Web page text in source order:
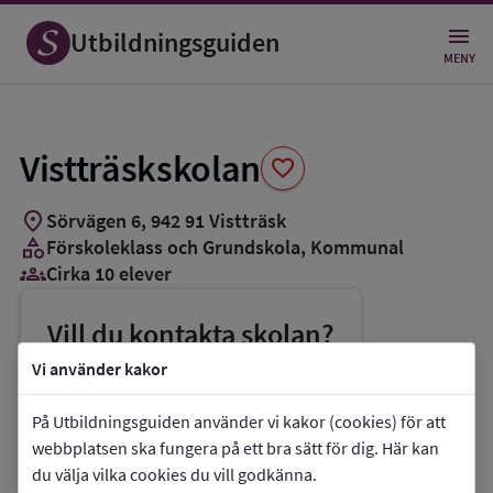
Vi använder kakor
På Utbildningsguiden använder vi kakor (cookies) för att
webbplatsen ska fungera på ett bra sätt för dig. Här kan
du välja vilka cookies du vill godkänna.
Utbildningsguiden MENY
Vistträskskolan favorite
Spara
som
favorit
location_on Sörvägen 6, 94291Vistträsk
categoryFörskoleklass och Grundskola, Kommunal
groups_3Cirka 10 elever
Vill du kontakta skolan?
phoneTelefon:0929-17541
E-post: kommunen@alvsbyn.se
link Webbplats:Vistträskskolan